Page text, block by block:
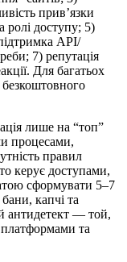
прив’язки
ролі доступу; 5)
API/
7) репутація
Для багатьох
безкоштовного
лише на “топ”
процесами,
правил
керує доступами,
сформувати 5–7
капчі та
антидетект — той,
та